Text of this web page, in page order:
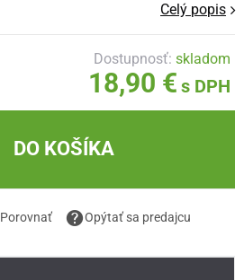
Celý popis
Dostupnosť:skladom
18,90 € s DPH
DO KOŠÍKA
Porovnať Opýtať sa predajcu